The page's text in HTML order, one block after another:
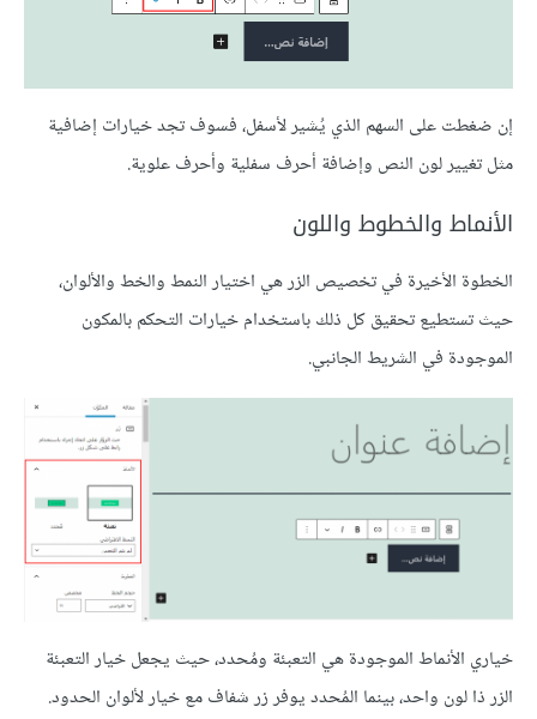
إن ضغطت على السهم الذي يُشير لأسفل، فسوف تجد خيارات إضافية
مثل تغيير لون النص وإضافة أحرف سفلية وأحرف علوية.
الأنماط والخطوط واللون
الخطوة الأخيرة في تخصيص الزر هي اختيار النمط والخط والألوان،
حيث تستطيع تحقيق كل ذلك باستخدام خيارات التحكم بالمكون
الموجودة في الشريط الجانبي.
خياري الأنماط الموجودة هي التعبئة ومُحدد، حيث يجعل خيار التعبئة
الزر ذا لون واحد، بينما المُحدد يوفر زر شفاف مع خيار لألوان الحدود.